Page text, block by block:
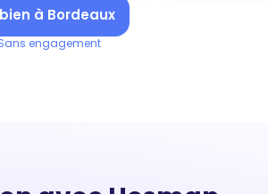
à Bordeaux
engagement